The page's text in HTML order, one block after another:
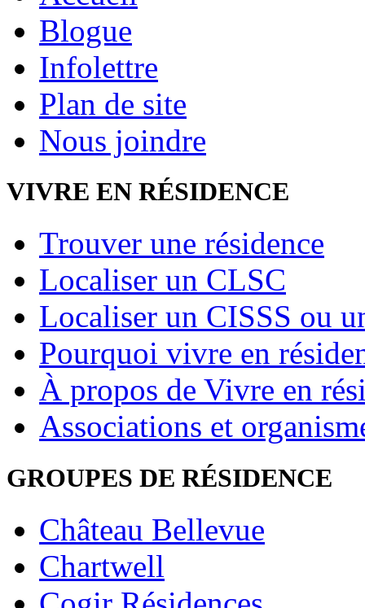
Blogue
Infolettre
Plan de site
Nous joindre
VIVRE EN RÉSIDENCE
Trouver une résidence
Localiser un CLSC
Localiser un CISSS ou
Pourquoi vivre en
À propos de Vivre en
Associations et
GROUPES DE RÉSIDENCE
Château Bellevue
Chartwell